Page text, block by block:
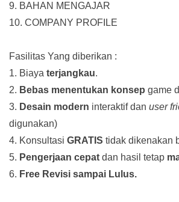
9. BAHAN MENGAJAR
10. COMPANY PROFILE
Fasilitas Yang diberikan :
1. Biaya terjangkau.
2. Bebas menentukan konsep game
3. Desain modern interaktif dan user
digunakan)
4. Konsultasi GRATIS tidak dikenakan
5. Pengerjaan cepat dan hasil tetap
6. Free Revisi sampai Lulus.